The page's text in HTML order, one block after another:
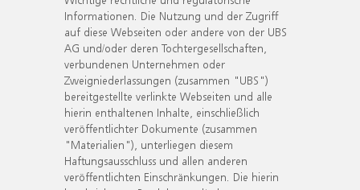
Informationen. Die Nutzung und der Zugriff
auf diese Webseiten oder andere von der UBS
AG und/oder deren Tochtergesellschaften,
verbundenen Unternehmen oder
Zweigniederlassungen (zusammen "UBS")
bereitgestellte verlinkte Webseiten und alle
hierin enthaltenen Inhalte, einschließlich
veröffentlichter Dokumente (zusammen
"Materialien"), unterliegen diesem
Haftungsausschluss und allen anderen
veröffentlichten Einschränkungen. Die hierin